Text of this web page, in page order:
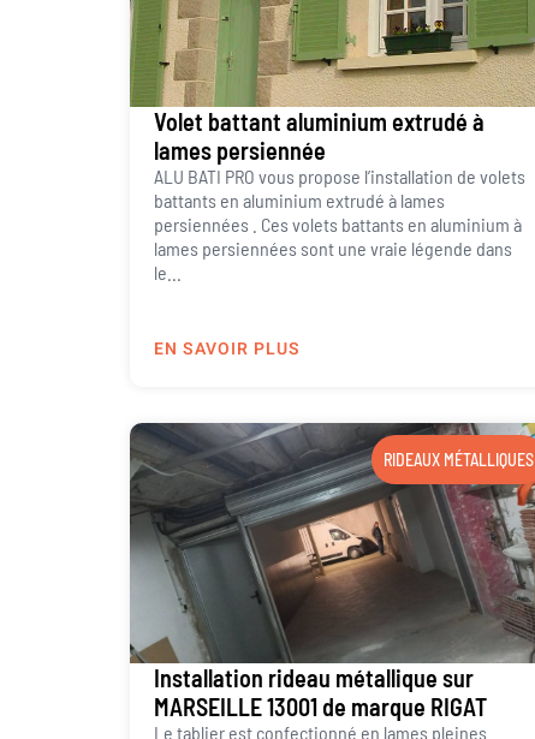
Volet battant aluminium extrudé à
lames persiennée
ALU BATI PRO vous propose l’installation de volets
battants en aluminium extrudé à lames
persiennées . Ces volets battants en aluminium à
lames persiennées sont une vraie légende dans
le...
EN SAVOIR PLUS
RIDEAUX MÉTALLIQUES
Installation rideau métallique sur
MARSEILLE 13001 de marque RIGAT
Le tablier est confectionné en lames pleines